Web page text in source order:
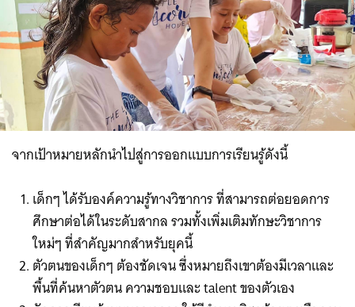
จากเป้าหมายหลักนำไปสู่การออกแบบการเรียนรู้ดังนี้
เด็กๆ ได้รับองค์ความรู้ทางวิชาการ ที่สามารถต่อยอดการ
ศึกษาต่อได้ในระดับสากล รวมทั้งเพิ่มเติมทักษะวิชาการ
ใหม่ๆ ที่สำคัญมากสำหรับยุคนี้
ตัวตนของเด็กๆ ต้องชัดเจน ซึ่งหมายถึงเขาต้องมีเวลาและ
พื้นที่ค้นหาตัวตน ความชอบและ talent ของตัวเอง